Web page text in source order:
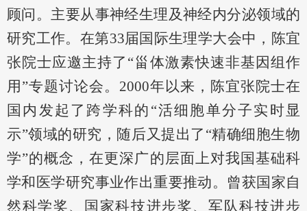
顾问。主要从事神经生理及神经内分泌领域的
研究工作。在第33届国际生理学大会中，陈宜
张院士应邀主持了“甾体激素快速非基因组作
用”专题讨论会。2000年以来，陈宜张院士在
国内发起了跨学科的“活细胞单分子实时显
示”领域的研究，随后又提出了“精确细胞生物
学”的概念，在更深广的层面上对我国基础科
学和医学研究事业作出重要推动。曾获国家自
然科学奖、国家科技进步奖、军队科技进步